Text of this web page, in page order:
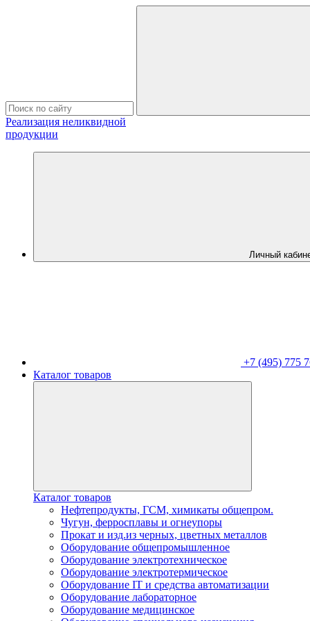
Реализация неликвидной
продукции
Личный
+7 (495) 775
Каталог товаров
Каталог товаров
Нефтепродукты, ГСМ, химикаты общепром.
Чугун, ферросплавы и огнеупоры
Прокат и изд.из черных, цветных металлов
Оборудование общепромышленное
Оборудование электротехническое
Оборудование электротермическое
Оборудование IT и средства автоматизации
Оборудование лабораторное
Оборудование медицинское